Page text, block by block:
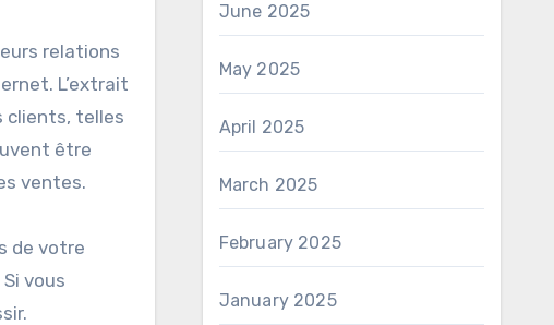
relations
L’extrait
clients, telles
être
ventes.
de votre
vous
June 2025
May 2025
April 2025
March 2025
February 2025
January 2025